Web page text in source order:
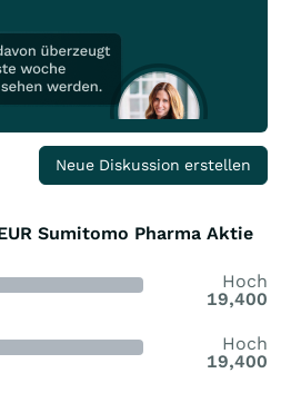
Neue Diskussion erstellen
Sumitomo Pharma Aktie
Hoch
19,400
Hoch
19,400